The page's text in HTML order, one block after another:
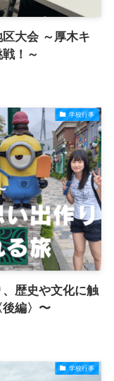
区大会 ～厚木キ
！～
学校行事
、歴史や文化に触
編〉〜
学校行事